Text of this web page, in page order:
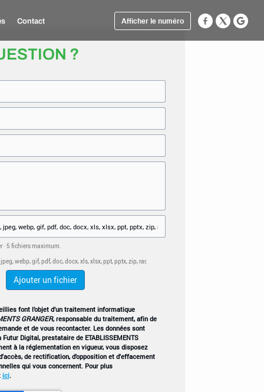
Contact Afficher le numéro
?
· 5 fichiers maximum.
webp, gif, pdf, doc, docx, xls, xlsx, ppt, pptx, zip, rar.
Ajouter un fichier
font l’objet d’un traitement informatique
GRANGER, responsable du traitement, afin de
et de vous recontacter. Les données sont
Digital, prestataire de ETABLISSEMENTS
à la réglementation en vigueur, vous disposez
de rectification, d'opposition et d'effacement
qui vous concernent. Pour plus
ici.